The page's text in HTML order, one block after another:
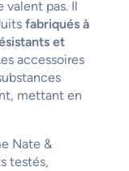
valent pas. Il
fabriqués à
et
accessoires
mettant en
Nate &
testés,